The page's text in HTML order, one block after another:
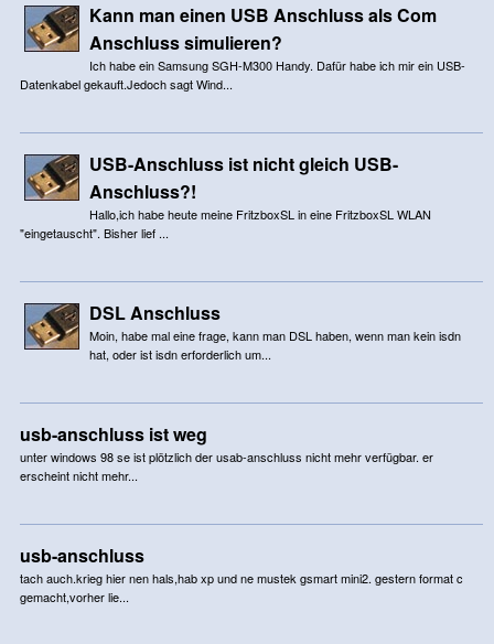
Kann man einen USB Anschluss als Com
Anschluss simulieren?
Ich habe ein Samsung SGH-M300 Handy. Dafür habe ich mir ein USB-
Datenkabel gekauft.Jedoch sagt Wind...
USB-Anschluss ist nicht gleich USB-
Anschluss?!
Hallo,ich habe heute meine FritzboxSL in eine FritzboxSL WLAN
"eingetauscht". Bisher lief ...
DSL Anschluss
Moin, habe mal eine frage, kann man DSL haben, wenn man kein isdn
hat, oder ist isdn erforderlich um...
usb-anschluss ist weg
unter windows 98 se ist plötzlich der usab-anschluss nicht mehr verfügbar. er
erscheint nicht mehr...
usb-anschluss
tach auch.krieg hier nen hals,hab xp und ne mustek gsmart mini2. gestern format c
gemacht,vorher lie...